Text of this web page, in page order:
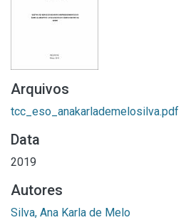
Arquivos
tcc_eso_anakarlademelosilva.pdf
Data
2019
Autores
Silva, Ana Karla de Melo